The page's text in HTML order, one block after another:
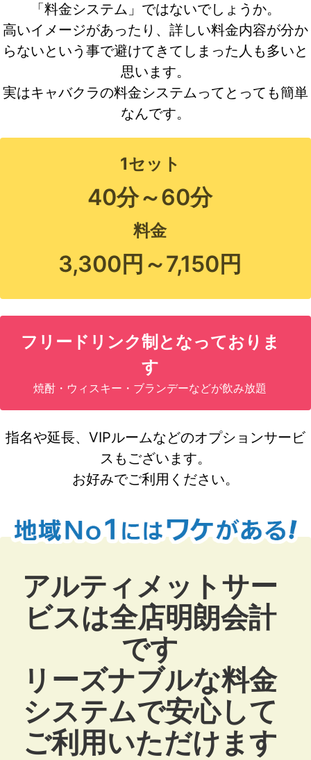
「料金システム」ではないでしょうか。
高いイメージがあったり、詳しい料金内容が分か
らないという事で避けてきてしまった人も多いと
思います。
実はキャバクラの料金システムってとっても簡単
なんです。
1セット
40分～60分
料金
3,300円～7,150円
フリードリンク制となっておりま
す
焼酎・ウィスキー・ブランデーなどが飲み放題
指名や延長、VIPルームなどのオプションサービ
スもございます。
お好みでご利用ください。
アルティメットサー
ビスは全店明朗会計
です
リーズナブルな料金
システムで安心して
ご利用いただけます